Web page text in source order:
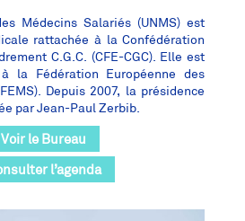
Médecins Salariés (UNMS) est
rattachée à la Confédération
C.G.C. (CFE-CGC). Elle est
la Fédération Européenne des
Depuis 2007, la présidence
par Jean-Paul Zerbib.
Voir le Bureau
l’agenda